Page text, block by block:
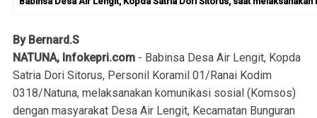
By Bernard.S
NATUNA, Infokepri.com - Babinsa Desa Air Lengit, Kopda
Satria Dori Sitorus, Personil Koramil 01/Ranai Kodim
0318/Natuna, melaksanakan komunikasi sosial (Komsos)
dengan masyarakat Desa Air Lengit, Kecamatan Bunguran